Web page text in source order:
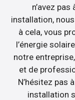
n’avez
installation,
à cela, vous
l’énergie
notre
et de
N’hésitez pas
installation